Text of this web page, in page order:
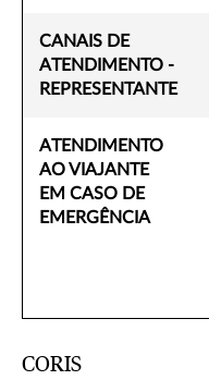
CANAIS DE
ATENDIMENTO -
REPRESENTANTE
ATENDIMENTO
AO VIAJANTE
EM CASO DE
EMERGÊNCIA
CORIS